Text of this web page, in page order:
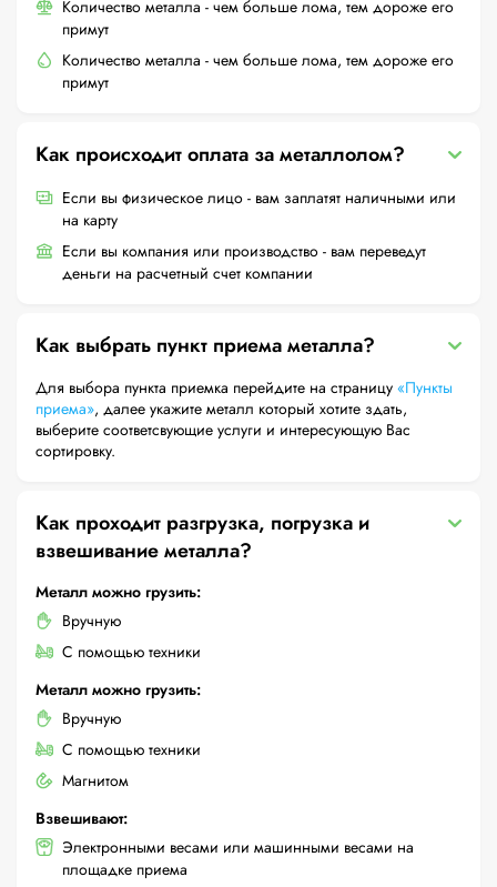
Количество металла - чем больше лома, тем дороже его
примут
Количество металла - чем больше лома, тем дороже его
примут
Как происходит оплата за металлолом?
Если вы физическое лицо - вам заплатят наличными или
на карту
Если вы компания или производство - вам переведут
деньги на расчетный счет компании
Как выбрать пункт приема металла?
Для выбора пункта приемка перейдите на страницу «Пункты
приема», далее укажите металл который хотите здать,
выберите соответсвующие услуги и интересующую Вас
сортировку.
Как проходит разгрузка, погрузка и
взвешивание металла?
Металл можно грузить:
Вручную
С помощью техники
Металл можно грузить:
Вручную
С помощью техники
Магнитом
Взвешивают:
Электронными весами или машинными весами на
площадке приема